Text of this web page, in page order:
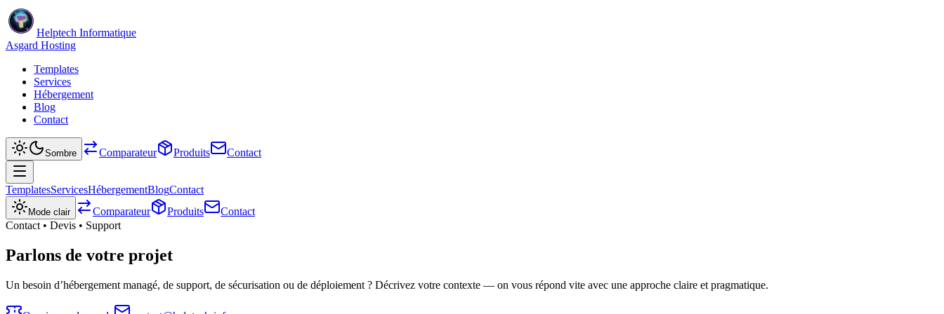
Helptech Informatique
Asgard Hosting
Templates
Services
Hébergement
Blog
Contact
Sombre Comparateur Produits Contact
TemplatesServicesHébergementBlogContact
Mode clair Comparateur Produits
Contact
Contact • Devis • Support
Parlons de votre projet
Un besoin d’hébergement managé, de support, de sécurisation ou de déploiement ? Décrivez votre contexte — on vous répond vite avec une approche claire et pragmatique.